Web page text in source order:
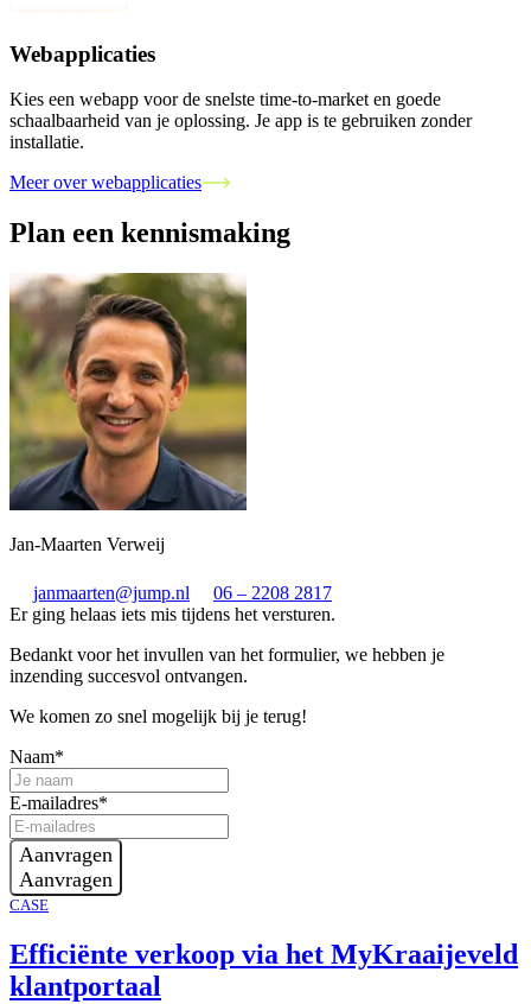
Webapplicaties
Kies een webapp voor de snelste time-to-market en goede
schaalbaarheid van je oplossing. Je app is te gebruiken zonder
installatie.
Meer over webapplicaties
Plan een kennismaking
Jan-Maarten Verweij
janmaarten@jump.nl
06 – 2208 2817
Er ging helaas iets mis tijdens het versturen.
Bedankt voor het invullen van het formulier, we hebben je
inzending succesvol ontvangen.
We komen zo snel mogelijk bij je terug!
Naam*
E-mailadres*
Aanvragen
Aanvragen
CASE
Efficiënte verkoop via het MyKraaijeveld
klantportaal